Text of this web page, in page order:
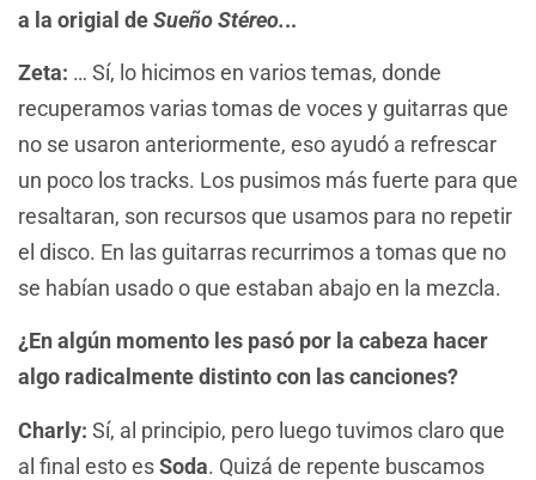
a la origial deSueño Stéreo...
Zeta: … Sí, lo hicimos en varios temas, donde
recuperamos varias tomas de voces y guitarras que
no se usaron anteriormente, eso ayudó a refrescar
un poco los tracks. Los pusimos más fuerte para que
resaltaran, son recursos que usamos para no repetir
el disco. En las guitarras recurrimos a tomas que no
se habían usado o que estaban abajo en la mezcla.
¿En algún momento les pasó por la cabeza hacer
algo radicalmente distinto con las canciones?
Charly: Sí, al principio, pero luego tuvimos claro que
al final esto esSoda. Quizá de repente buscamos